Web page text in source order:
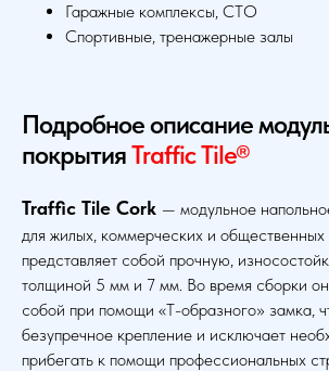
Гаражные комплексы, СТО
Спортивные, тренажерные залы
Подробное описание
покрытияTraffic Tile®
Traffic Tile Cork — модульное
для жилых, коммерческих и
представляет собой прочную,
толщиной 5 мм и 7 мм. Во время сборки
собой при помощи «Т-образного» замка,
безупречное крепление и исключает
прибегать к помощи профессиональных